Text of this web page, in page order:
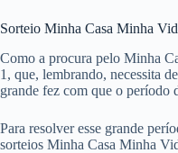
Sorteio Minha Casa Minha
Como a procura pelo Minha
1, que, lembrando, necessita
grande fez com que o período
Para resolver esse grande
sorteios Minha Casa Minha